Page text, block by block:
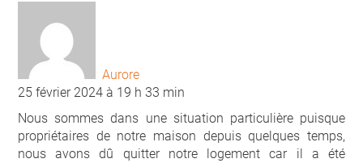
Aurore
25 février 2024 à 19 h 33 min
Nous sommes dans une situation particulière puisque
propriétaires de notre maison depuis quelques temps,
nous avons dû quitter notre logement car il a été